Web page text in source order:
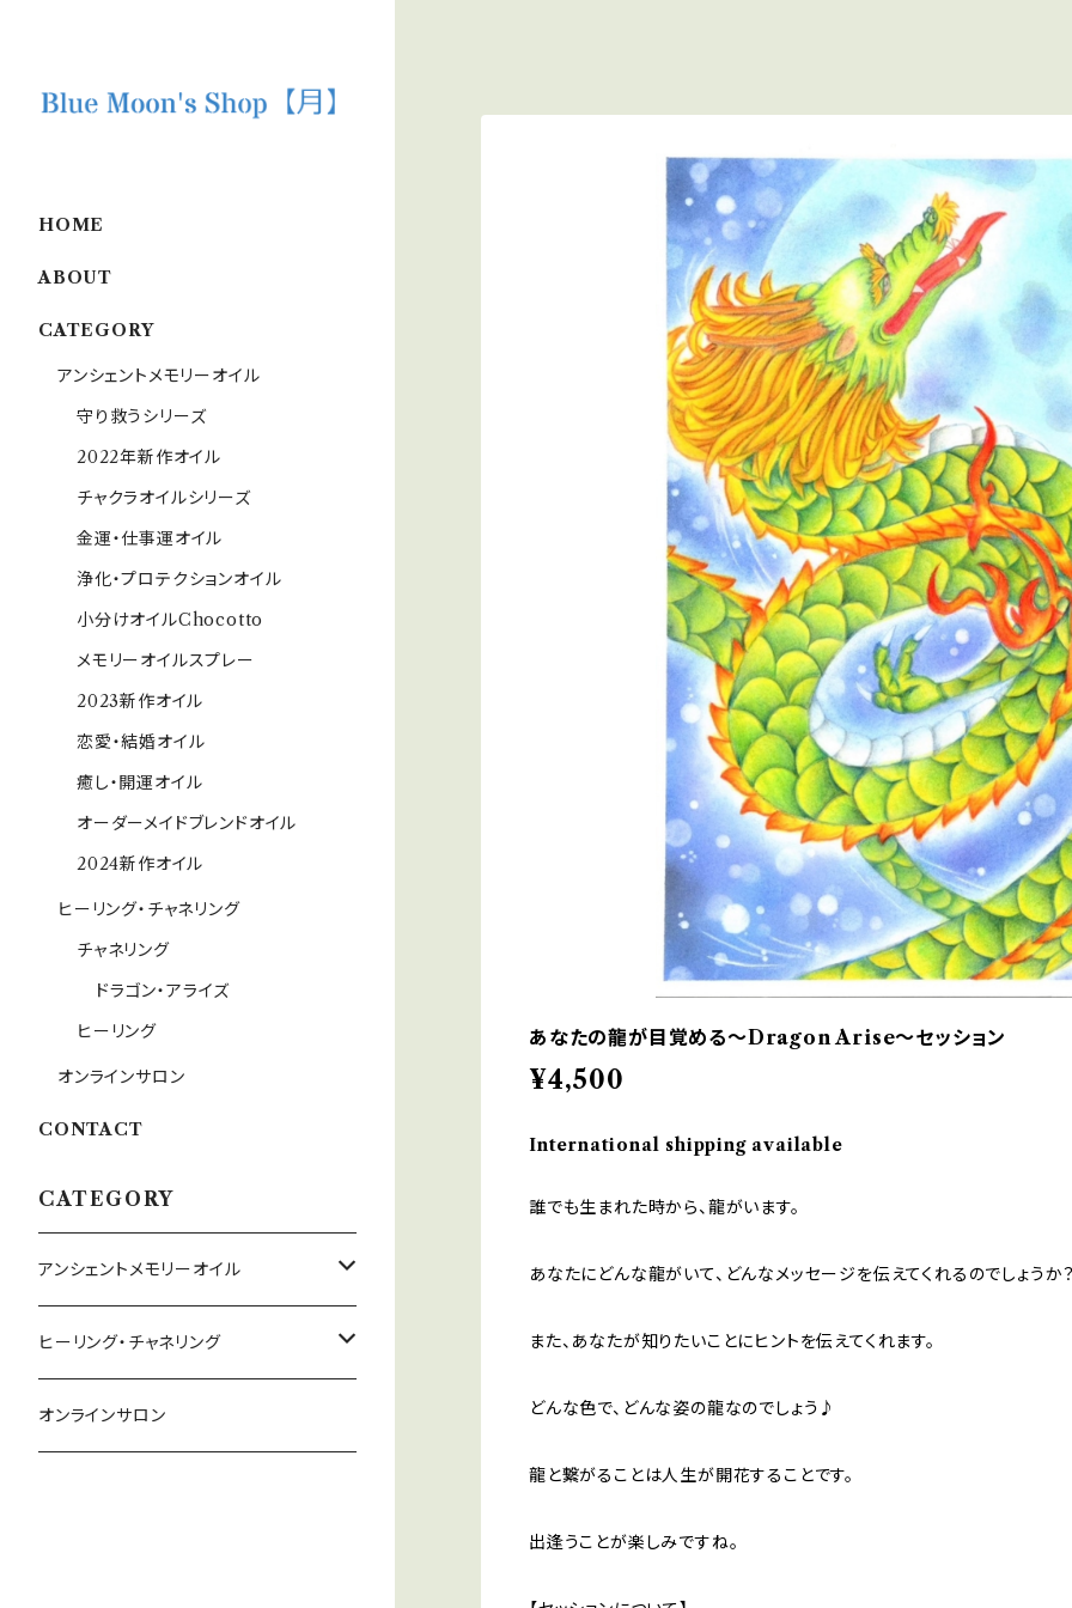
あなたの龍が目覚める～Dragon Arise～セッション
¥4,500
International shipping available
誰でも生まれた時から、龍がいます。
あなたにどんな龍がいて、どんなメッセージを伝えてくれるのでしょうか
また、あなたが知りたいことにヒントを伝えてくれます。
どんな色で、どんな姿の龍なのでしょう♪
龍と繋がることは人生が開花することです。
出逢うことが楽しみですね。
HOME
ABOUT
CATEGORY
アンシェントメモリーオイル
守り救うシリーズ
2022年新作オイル
チャクラオイルシリーズ
金運・仕事運オイル
浄化・プロテクションオイル
小分けオイルChocotto
メモリーオイルスプレー
2023新作オイル
恋愛・結婚オイル
癒し・開運オイル
オーダーメイドブレンドオイル
2024新作オイル
ヒーリング・チャネリング
チャネリング
ドラゴン・アライズ
ヒーリング
オンラインサロン
CONTACT
CATEGORY
アンシェントメモリーオイル
守り救うシリーズ
2022年新作オイル
ヒーリング・チャネリング
チャネリング
オンラインサロン